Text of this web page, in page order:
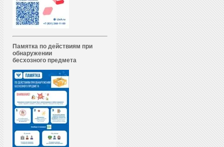
Памятка по действиям при
обнаружении
бесхозного предмета